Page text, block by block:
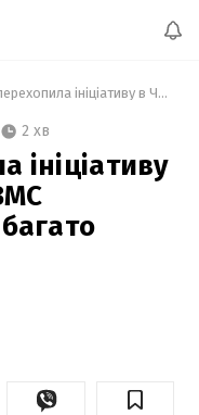
Україна перехопила ініціативу в Чорному морі: у ВМС пояснили, чому це багато важить
2 хв
ініціативу